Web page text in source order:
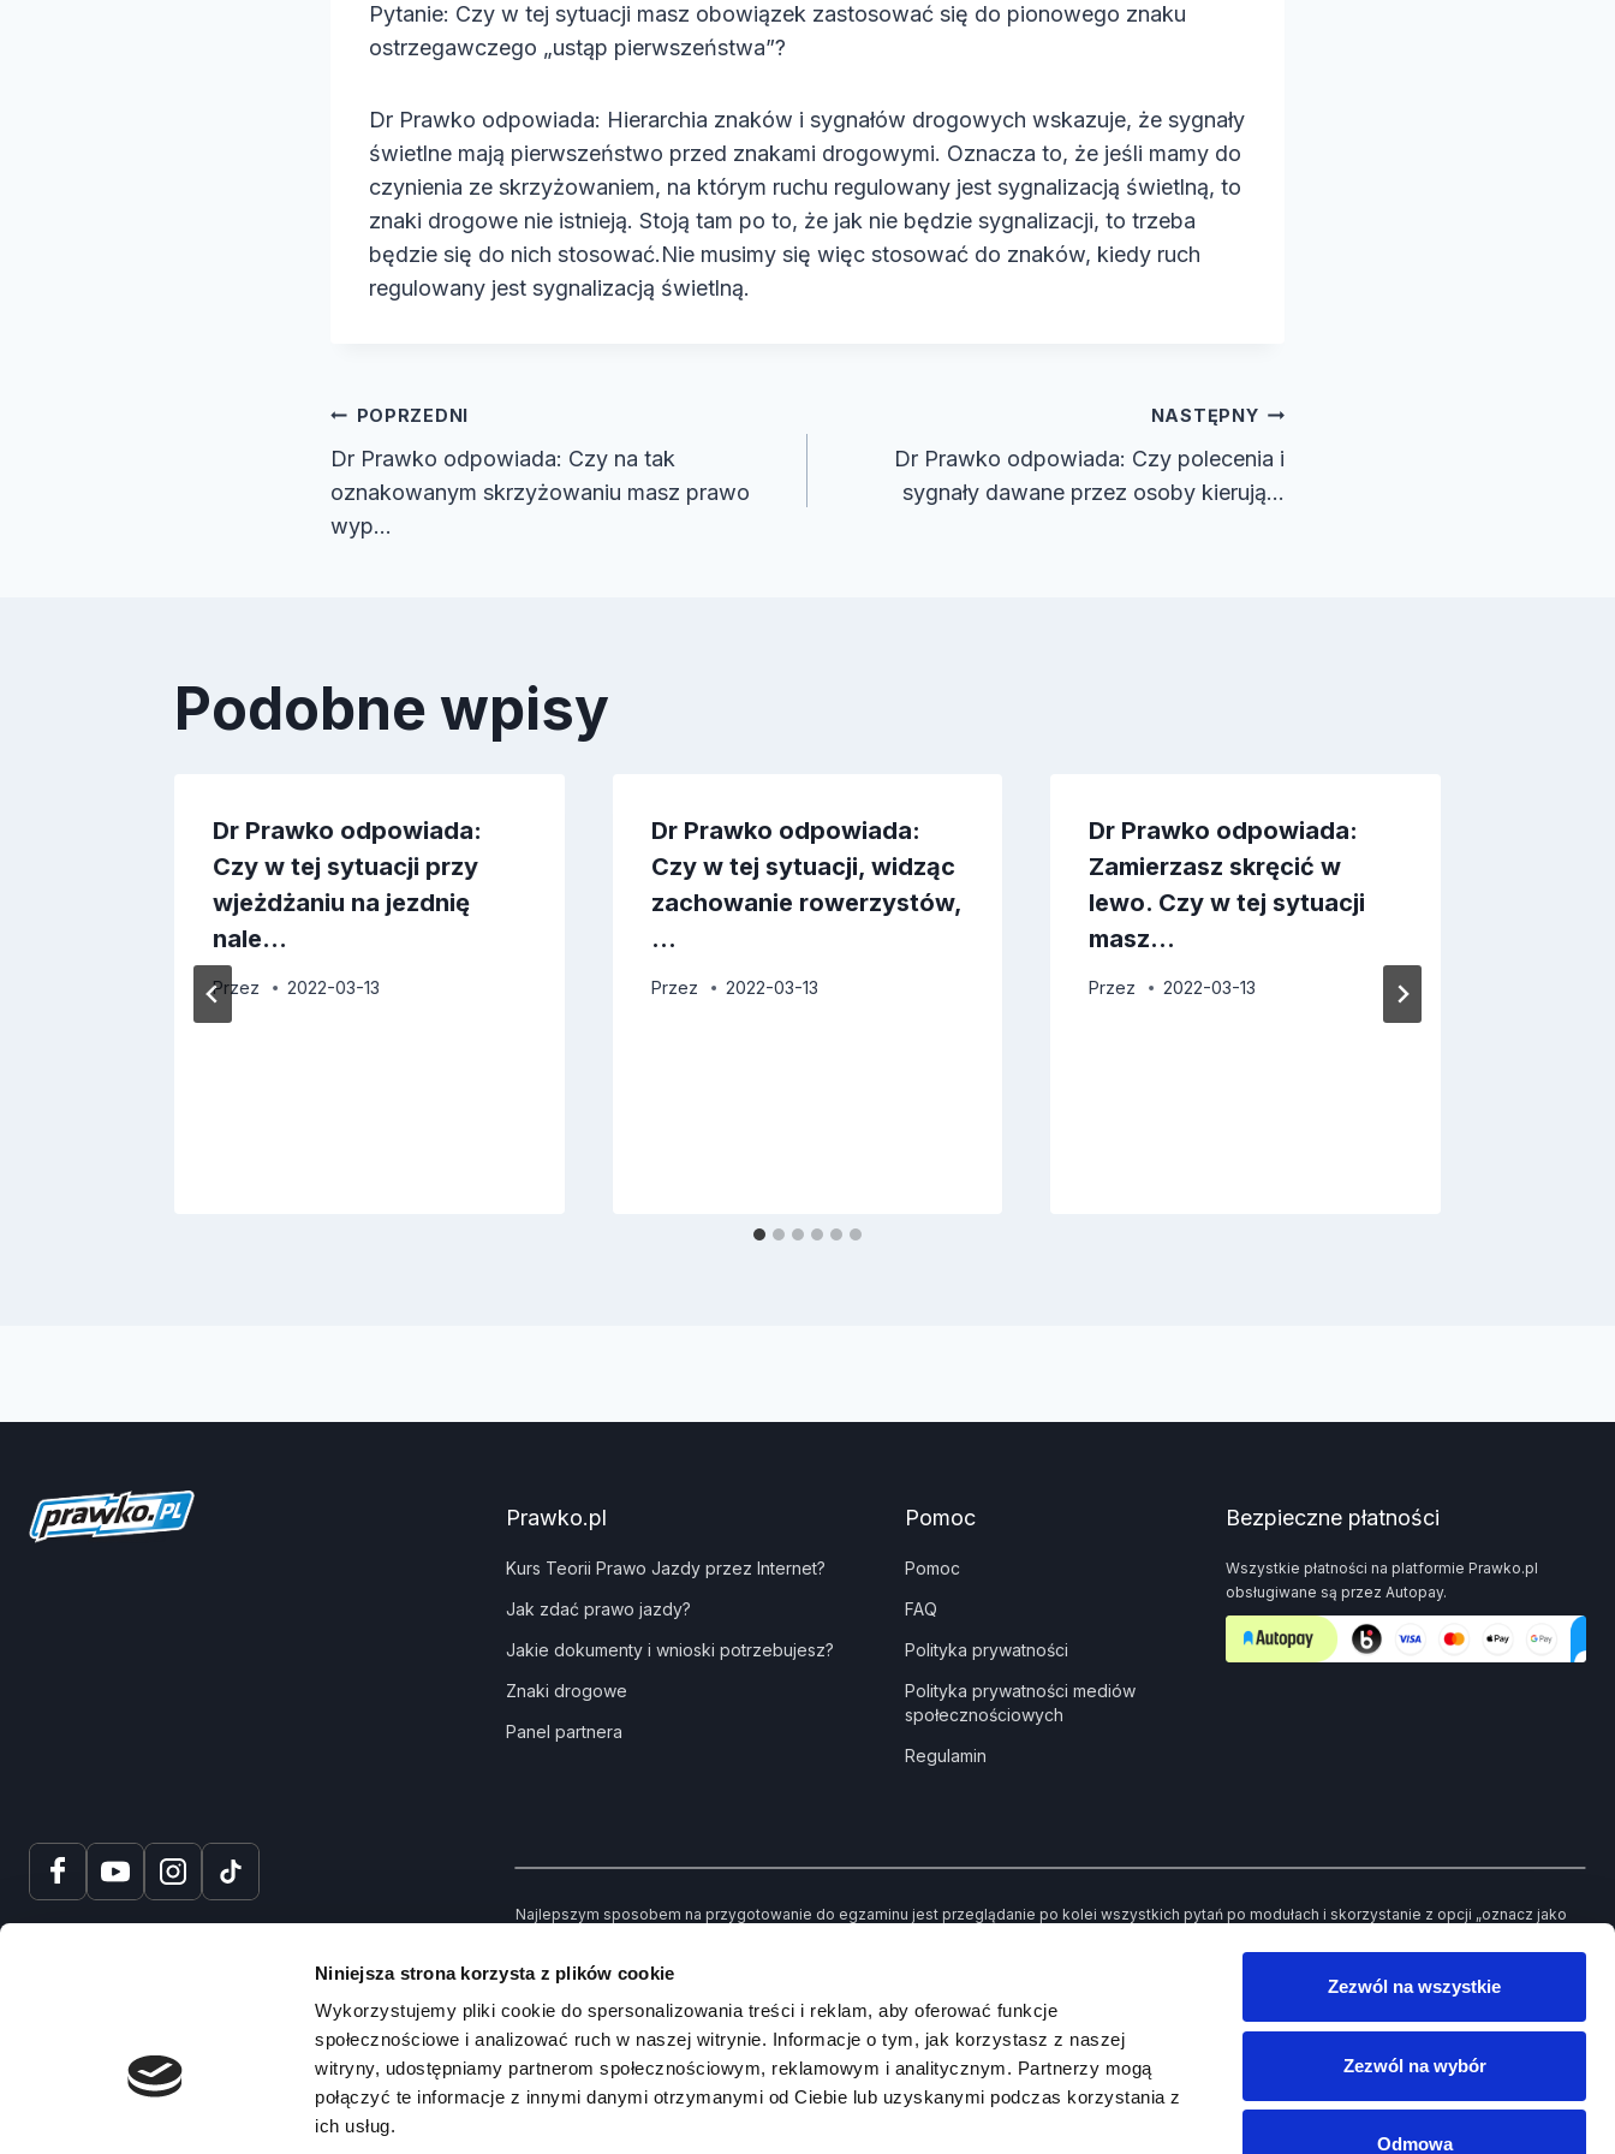
Niniejsza strona korzysta z plików cookie
Wykorzystujemy pliki cookie do spersonalizowania treści i reklam, aby oferować funkcje
społecznościowe i analizować ruch w naszej witrynie. Informacje o tym, jak korzystasz z naszej
witryny, udostępniamy partnerom społecznościowym, reklamowym i analitycznym. Partnerzy mogą
połączyć te informacje z innymi danymi otrzymanymi od Ciebie lub uzyskanymi podczas korzystania z
ich usług.
Zezwól na wszystkie
Zezwól na wybór
Odmowa
e
o
Pytanie: Czy w tej sytuacji masz obowiązek zastosować się do pionowego znaku
ostrzegawczego „ustąp pierwszeństwa”?
Dr Prawko odpowiada: Hierarchia znaków i sygnałów drogowych wskazuje, że sygnały
świetlne mają pierwszeństwo przed znakami drogowymi. Oznacza to, że jeśli mamy do
czynienia ze skrzyżowaniem, na którym ruchu regulowany jest sygnalizacją świetlną, to
znaki drogowe nie istnieją. Stoją tam po to, że jak nie będzie sygnalizacji, to trzeba
będzie się do nich stosować.Nie musimy się więc stosować do znaków, kiedy ruch
regulowany jest sygnalizacją świetlną.
Nawigacja
wpisu
POPRZEDNI
Dr Prawko odpowiada: Czy na tak
oznakowanym skrzyżowaniu masz prawo
wyp…
NASTĘPNY
Dr Prawko odpowiada: Czy polecenia i
sygnały dawane przez osoby kierują…
Podobne wpisy
Dr Prawko odpowiada:
Czy w tej sytuacji przy
wjeżdżaniu na jezdnię
nale…
Przez 2022-03-13
Dr Prawko odpowiada:
Czy w tej sytuacji, widząc
zachowanie rowerzystów,
…
Przez 2022-03-13
Dr Prawko odpowiada:
Zamierzasz skręcić w
lewo. Czy w tej sytuacji
masz…
Przez 2022-03-13
Prawko.pl
Kurs Teorii Prawo Jazdy przez Internet?
Jak zdać prawo jazdy?
Jakie dokumenty i wnioski potrzebujesz?
Znaki drogowe
Panel partnera
Pomoc
Pomoc
FAQ
Polityka prywatności
Polityka prywatności mediów
społecznościowych
Regulamin
Bezpieczne płatności
Wszystkie płatności na platformie Prawko.pl
obsługiwane są przez Autopay.
Najlepszym sposobem na przygotowanie do egzaminu jest przeglądanie po kolei wszystkich pytań po modułach i skorzystanie z opcji „oznacz jako